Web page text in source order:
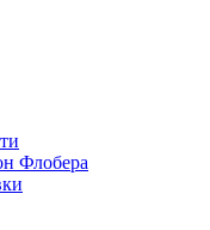
Флобера